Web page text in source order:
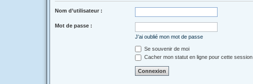
Nom d’utilisateur :
Mot de passe :
J’ai oublié mon mot de passe
Se souvenir de moi
Cacher mon statut en ligne pour cette session